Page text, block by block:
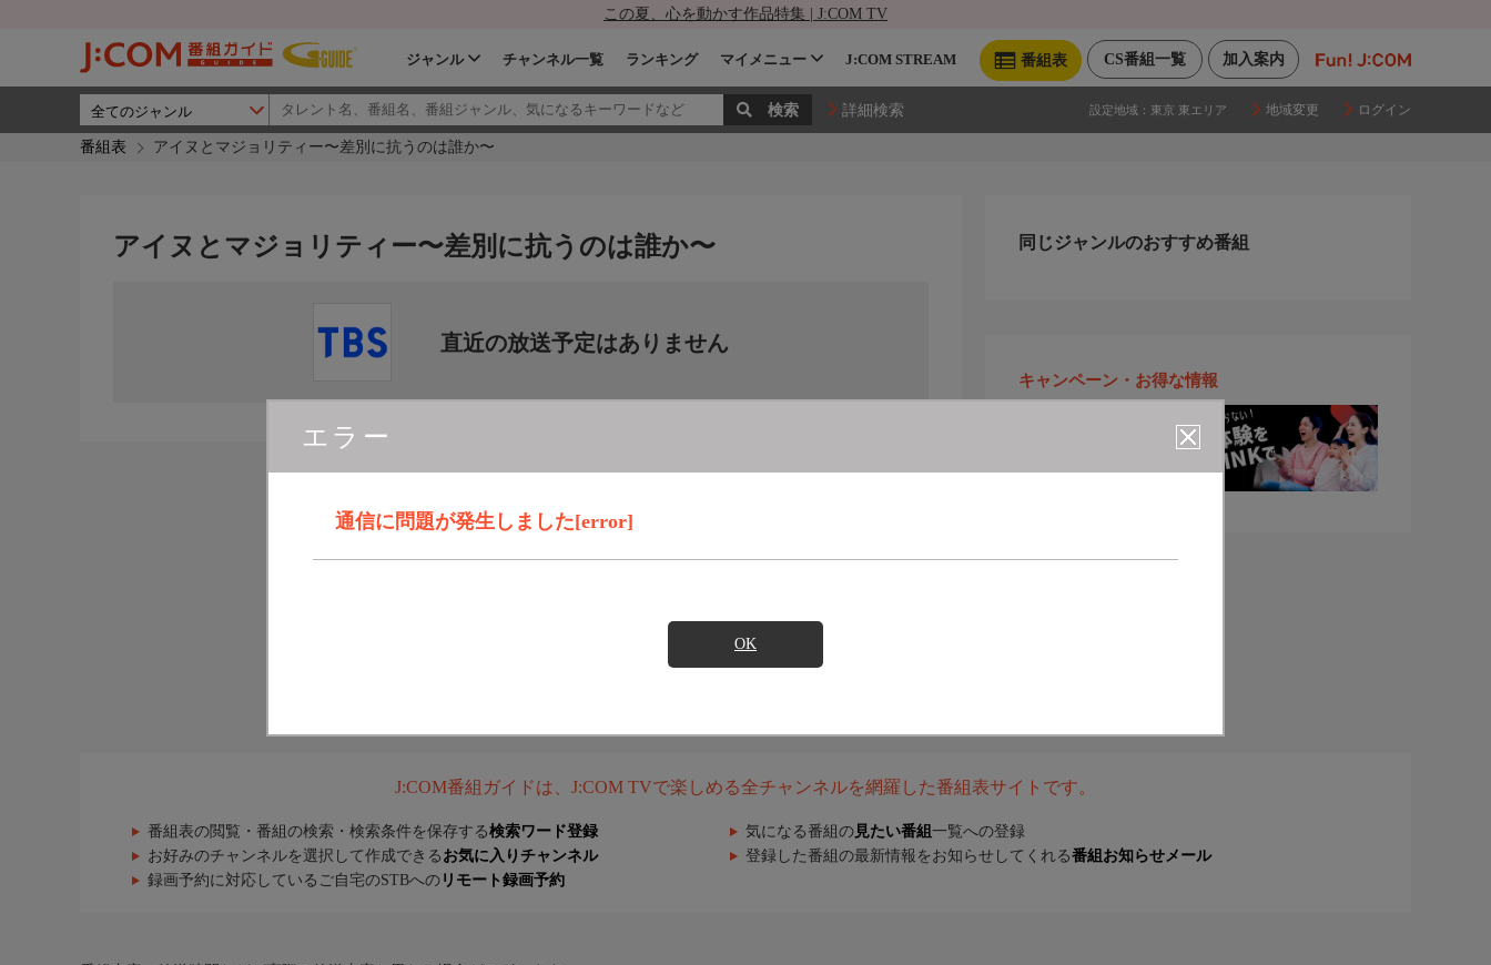
この夏、心を動かす作品特集 | J:COM TV
加入案内
CS番組一覧
番組表
ジャンル チャンネル一覧 ランキング マイメニュー J:COM STREAM
詳細検索 設定地域： 東京 東エリア 地域変更 ログイン
番組表 アイヌとマジョリティー〜差別に抗うのは誰か〜
エラー
通信に問題が発生しました[error]
OK
アイヌとマジョリティー〜差別に抗うのは誰か〜
直近の放送予定はありません
同じジャンルのおすすめ番組
キャンペーン・お得な情報
J:COM番組ガイドは、J:COM TVで楽しめる全チャンネルを網羅した番組表サイトです。
番組表の閲覧・番組の検索・検索条件を保存する検索ワード登録 気になる番組の 見たい番組 一覧への登録
お好みのチャンネルを選択して作成できる お気に入りチャンネル 登録した番組の最新情報をお知らせしてくれる番組お知らせメール
録画予約に対応しているご自宅のSTBへの リモート録画予約